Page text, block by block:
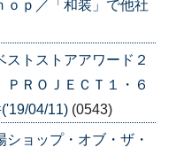
ｏｐ／「和装」で他社
トストアアワード２
ＲＯＪＥＣＴ１・６
04/11) (0543)
ョップ・オブ・ザ・